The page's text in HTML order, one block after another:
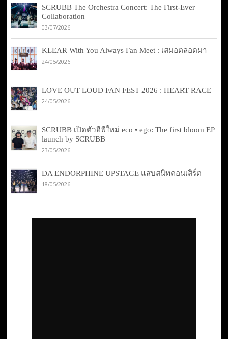
SCRUBB The Orchestra Concert: The First-Ever
Collaboration
03/07/2026
KLEAR With You Always Fan Meet : เสมอตลอดมา
24/05/2026
LOVE OUT LOUD FAN FEST 2026 : HEART RACE
24/05/2026
SCRUBB เปิดตัวอีพีใหม่ eco • ego: The first bloom EP
launch by SCRUBB
23/05/2026
DA ENDORPHINE UPSTAGE แสบสนิทคอนเสิร์ต
18/05/2026